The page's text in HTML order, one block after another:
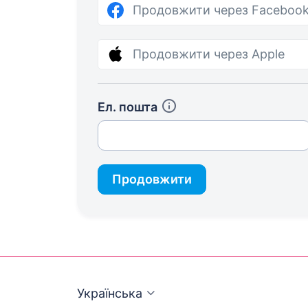
Продовжити через
Продовжити через Apple
Ел. пошта
Продовжити
Українська